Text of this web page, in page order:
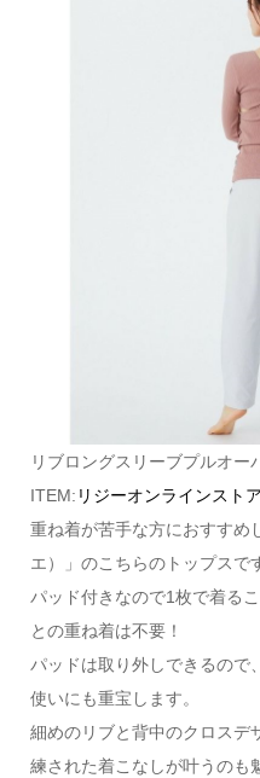
リブロングスリーブプルオ
ITEM: リジーオンラインストア
重ね着が苦手な方におすすめ
エ）」のこちらのトップスで
パッド付きなので1枚で着る
との重ね着は不要！
パッドは取り外しできるので
使いにも重宝します。
細めのリブと背中のクロスデ
練された着こなしが叶うのも